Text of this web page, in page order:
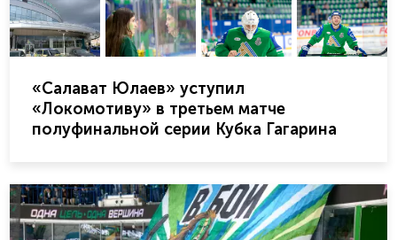
«Салават Юлаев» уступил
«Локомотиву» в третьем матче
полуфинальной серии Кубка Гагарина